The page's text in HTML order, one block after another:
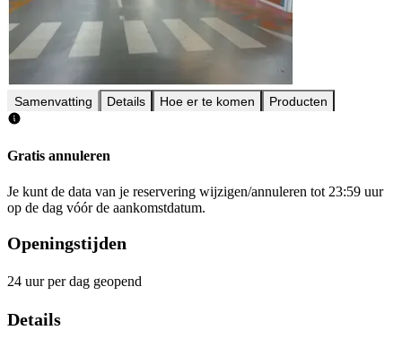
Samenvatting Details Hoe er te komen Producten
Gratis annuleren
Je kunt de data van je reservering wijzigen/annuleren tot 23:59 uur
op de dag vóór de aankomstdatum.
Openingstijden
24 uur per dag geopend
Details